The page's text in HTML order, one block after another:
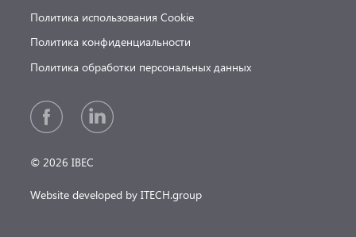
Политика использования Cookie
Политика конфиденциальности
Политика обработки персональных данных
© 2026 IBEC
Website developed by ITECH.group